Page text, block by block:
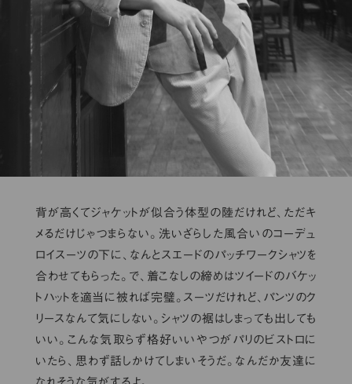
背が高くてジャケットが似合う体型の陸だけれど、ただキ
メるだけじゃつまらない。洗いざらした風合いのコーデュ
ロイスーツの下に、なんとスエードのパッチワークシャツを
合わせてもらった。で、着こなしの締めはツイードのバケッ
トハットを適当に被れば完璧。スーツだけれど、パンツのク
リースなんて気にしない。シャツの裾はしまっても出しても
いい。こんな気取らず格好いいやつがパリのビストロに
いたら、思わず話しかけてしまいそうだ。なんだか友達に